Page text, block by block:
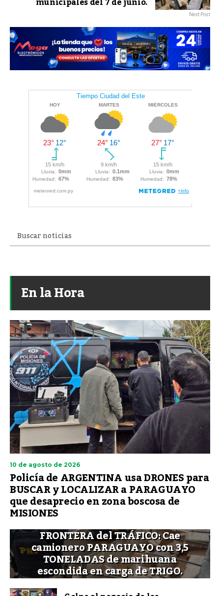
Next Post
En la Hora
10 de agosto de 2026
Policía de ARGENTINA usa DRONES para
BUSCAR y LOCALIZAR a PARAGUAYO
que desaprecio en zona boscosa de
MISIONES
FRONTERA del TRÁFICO: Cae
camionero PARAGUAYO con 3,5
TONELADAS de marihuana
escondida en carga de TRIGO.